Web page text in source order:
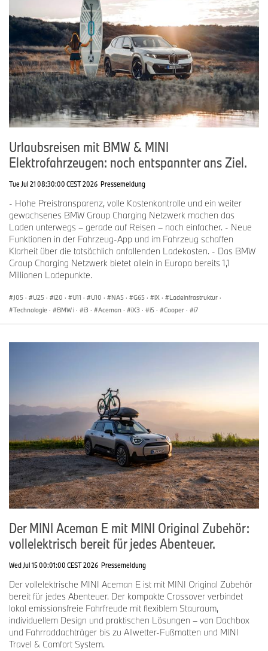
Urlaubsreisen mit BMW & MINI
Elektrofahrzeugen: noch entspannter ans Ziel.
Tue Jul 21 08:30:00 CEST 2026 Pressemeldung
- Hohe Preistransparenz, volle Kostenkontrolle und ein weiter
gewachsenes BMW Group Charging Netzwerk machen das
Laden unterwegs – gerade auf Reisen – noch einfacher. - Neue
Funktionen in der Fahrzeug-App und im Fahrzeug schaffen
Klarheit über die tatsächlich anfallenden Ladekosten. - Das BMW
Group Charging Netzwerk bietet allein in Europa bereits 1,1
Millionen Ladepunkte.
J05 · U25 · i20 · U11 · U10 · NA5 · G65 · iX · Ladeinfrastruktur ·
Technologie · BMW i · i3 · Aceman · iX3 · i5 · Cooper · i7
Der MINI Aceman E mit MINI Original Zubehör:
vollelektrisch bereit für jedes Abenteuer.
Wed Jul 15 00:01:00 CEST 2026 Pressemeldung
Der vollelektrische MINI Aceman E ist mit MINI Original Zubehör
bereit für jedes Abenteuer. Der kompakte Crossover verbindet
lokal emissionsfreie Fahrfreude mit flexiblem Stauraum,
individuellem Design und praktischen Lösungen – von Dachbox
und Fahrraddachträger bis zu Allwetter-Fußmatten und MINI
Travel & Comfort System.